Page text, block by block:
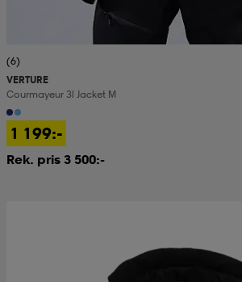
(6)
VERTURE
Courmayeur 3l Jacket M
1 199:-
Rek. pris 3 500:-